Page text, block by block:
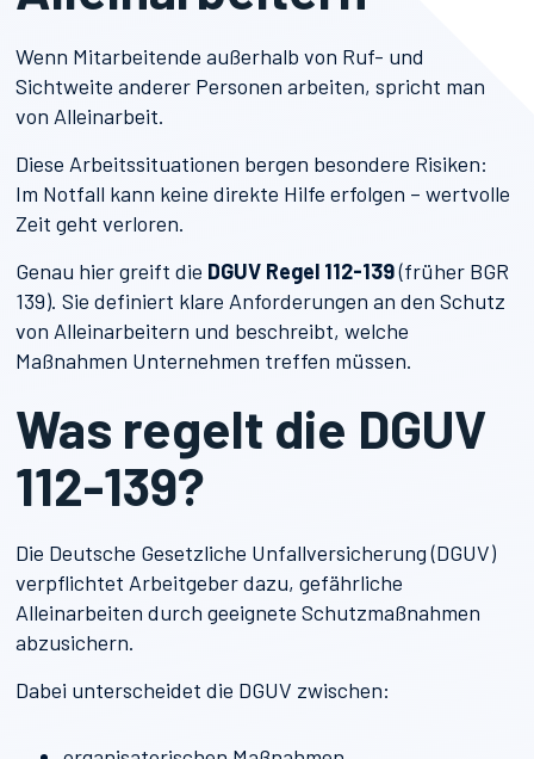
Wenn Mitarbeitende außerhalb von Ruf- und
Sichtweite anderer Personen arbeiten, spricht man
von Alleinarbeit.
Diese Arbeitssituationen bergen besondere Risiken:
Im Notfall kann keine direkte Hilfe erfolgen – wertvolle
Zeit geht verloren.
Genau hier greift die DGUV Regel 112-139(früher BGR
139). Sie definiert klare Anforderungen an den Schutz
von Alleinarbeitern und beschreibt, welche
Maßnahmen Unternehmen treffen müssen.
Was regelt die DGUV
112-139?
Die Deutsche Gesetzliche Unfallversicherung (DGUV)
verpflichtet Arbeitgeber dazu, gefährliche
Alleinarbeiten durch geeignete Schutzmaßnahmen
abzusichern.
Dabei unterscheidet die DGUV zwischen: